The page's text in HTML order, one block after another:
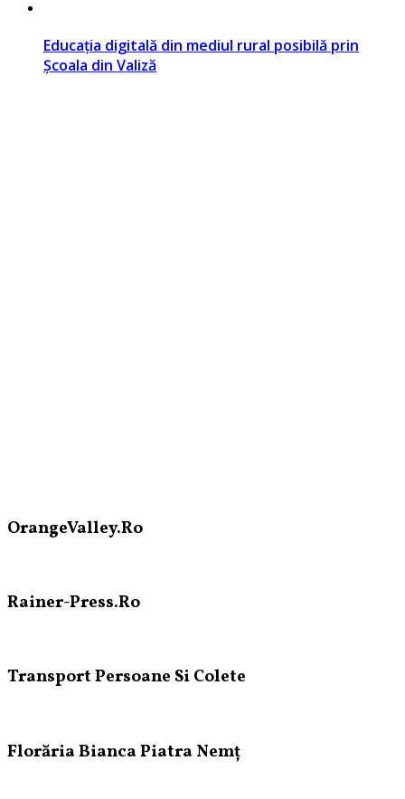
Educația digitală din mediul rural posibilă prin
Școala din Valiză
OrangeValley.Ro
Rainer-Press.Ro
Transport Persoane Si Colete
Florăria Bianca Piatra Nemț